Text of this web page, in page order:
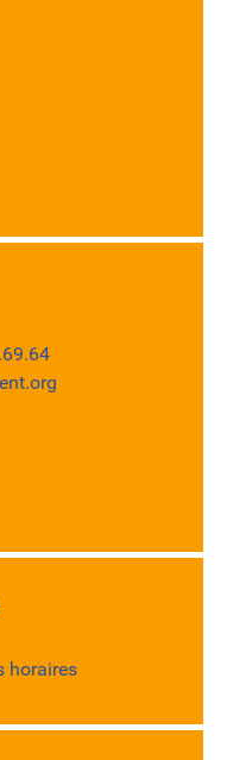
horaires